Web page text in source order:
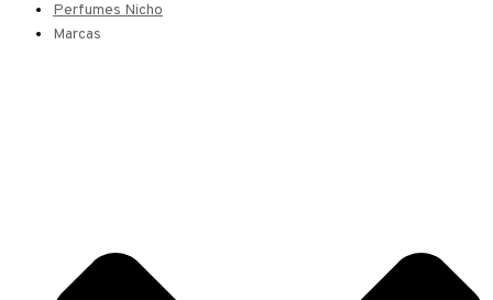
Perfumes Nicho
Marcas